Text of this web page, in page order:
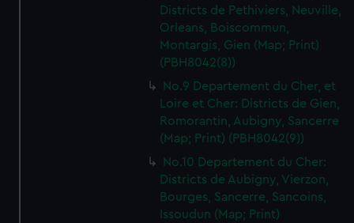
Districts de Pethiviers, Neuville,
Orleans, Boiscommun,
Montargis, Gien (Map; Print)
(PBH8042(8))
No.9 Departement du Cher, et
Loire et Cher: Districts de Gien,
Romorantin, Aubigny, Sancerre
(Map; Print) (PBH8042(9))
No.10 Departement du Cher:
Districts de Aubigny, Vierzon,
Bourges, Sancerre, Sancoins,
Issoudun (Map; Print)